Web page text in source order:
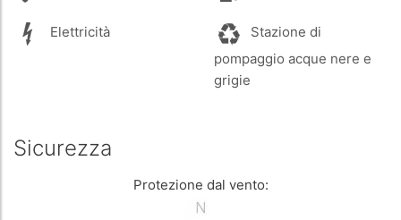
Elettricità
Stazione di
pompaggio acque nere e
grigie
Sicurezza
Protezione dal vento: